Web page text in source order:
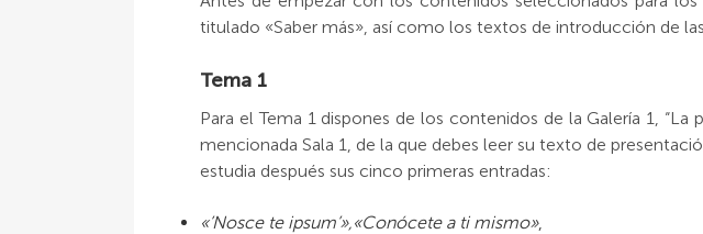
titulado «Saber más», así como los textos de introducción de las
Tema 1
Para el Tema 1 dispones de los contenidos de la Galería 1,
mencionada Sala 1, de la que debes leer su texto de
estudia después sus cinco primeras entradas:
«’Nosce te ipsum’»,«Conócete a ti mismo»,